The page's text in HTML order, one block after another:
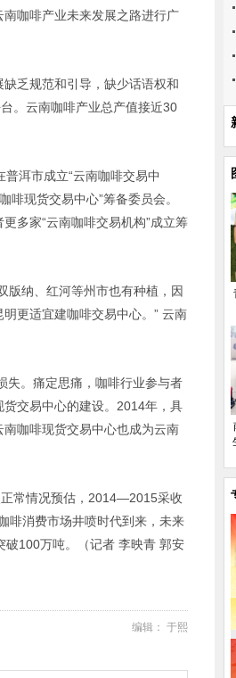
咖啡产业未来发展之路进行广
乏规范和引导，缺少话语权和
。云南咖啡产业总产值接近30
洱市成立“云南咖啡交易中
现货交易中心”筹备委员会。
多家“云南咖啡交易机构”成立筹
版纳、红河等州市也有种植，因
更适宜建咖啡交易中心。” 云南
失。痛定思痛，咖啡行业参与者
交易中心的建设。2014年，具
咖啡现货交易中心也成为云南
常情况预估，2014—2015采收
啡消费市场井喷时代到来，未来
破100万吨。（记者 李映青 郭安
编辑： 于熙